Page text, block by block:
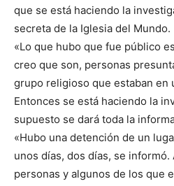
que se está haciendo la
secreta de la Iglesia del Mundo.
«Lo que hubo que fue público
creo que son, personas
grupo religioso que estaban en
Entonces se está haciendo la
supuesto se dará toda la
«Hubo una detención de un
unos días, dos días, se
personas y algunos de los que